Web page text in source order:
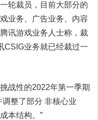
裁员，目前大部分的
业务、广告业务、内容
讯游戏业务人士称，裁
CSIG业务就已经裁过一
性的2022年第一季期
整了部分 非核心业
本结构。”